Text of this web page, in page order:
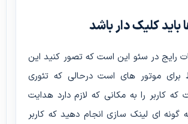
رایج در سئو این است که تصور کنید این
برای موتور های است درحالی که تئوری
که کاربر را به مکانی که لازم دارد هدایت
گونه ای لینک سازی انجام دهید که کاربر